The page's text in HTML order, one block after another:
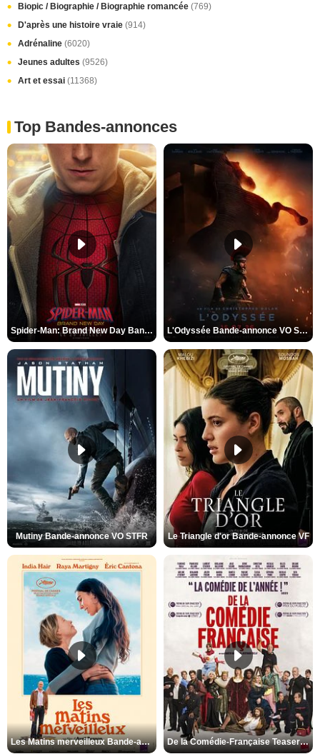
Biopic / Biographie / Biographie romancée (769)
D'après une histoire vraie (914)
Adrénaline (6020)
Jeunes adultes (9526)
Art et essai (11368)
Top Bandes-annonces
Spider-Man: Brand New Day Bande-annonce VO STFR L'Odyssée Bande-annonce VO STFR
Mutiny Bande-annonce VO STFR Le Triangle d'or Bande-annonce VF
Les Matins merveilleux Bande-annonce VF De la Comédie-Française Teaser VF